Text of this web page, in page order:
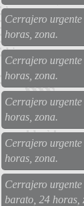
Cerrajero
horas, zona.
Cerrajero
horas, zona.
Cerrajero
horas, zona.
Cerrajero
horas, zona.
Cerrajero urgente
barato, 24 horas,